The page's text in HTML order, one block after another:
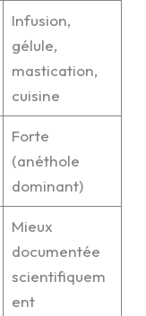
Infusion,
gélule,
mastication,
cuisine
Forte
(anéthole
dominant)
Mieux
documentée
scientifiquem
ent